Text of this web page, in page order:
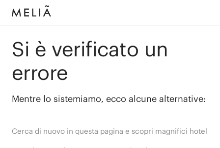
Si è verificato un
errore
Mentre lo sistemiamo, ecco alcune alternative:
Cerca di nuovo in questa pagina e scopri magnifici hotel